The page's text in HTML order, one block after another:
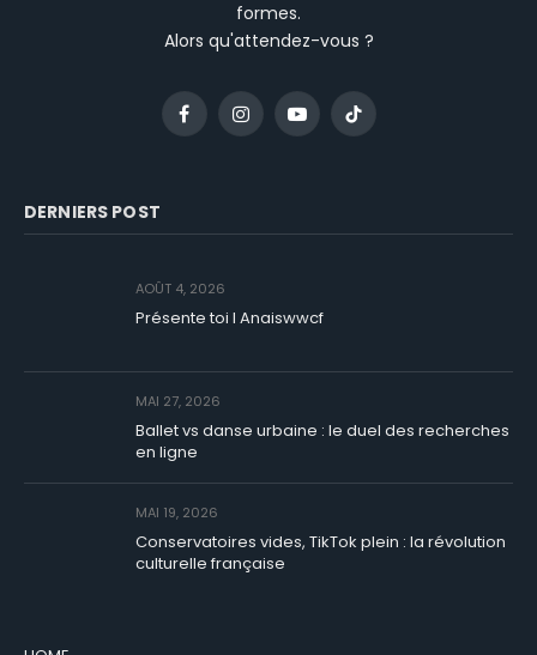
formes.
Alors qu'attendez-vous ?
FacebookInstagramYouTubeTikTok
DERNIERS POST
AOÛT 4, 2026
Présente toi I Anaiswwcf
MAI 27, 2026
Ballet vs danse urbaine : le duel des recherches
en ligne
MAI 19, 2026
Conservatoires vides, TikTok plein : la révolution
culturelle française